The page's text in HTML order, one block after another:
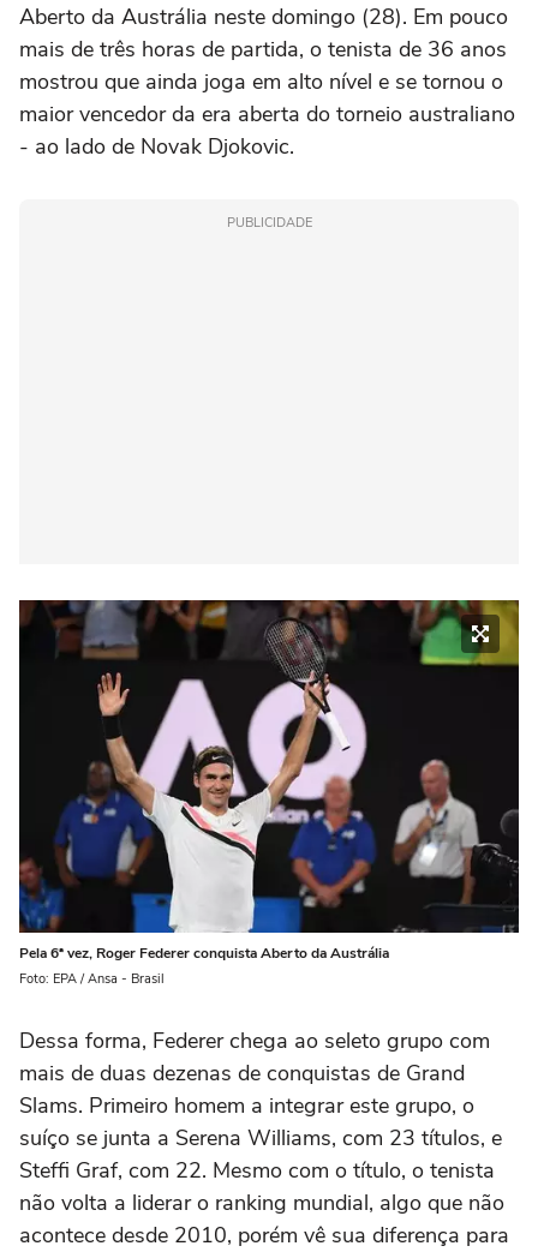
Aberto da Austrália neste domingo (28). Em pouco
mais de três horas de partida, o tenista de 36 anos
mostrou que ainda joga em alto nível e se tornou o
maior vencedor da era aberta do torneio australiano
- ao lado de Novak Djokovic.
PUBLICIDADE
Pela 6ª vez, Roger Federer conquista Aberto da Austrália
Foto: EPA / Ansa - Brasil
Dessa forma, Federer chega ao seleto grupo com
mais de duas dezenas de conquistas de Grand
Slams. Primeiro homem a integrar este grupo, o
suíço se junta a Serena Williams, com 23 títulos, e
Steffi Graf, com 22. Mesmo com o título, o tenista
não volta a liderar o ranking mundial, algo que não
acontece desde 2010, porém vê sua diferença para